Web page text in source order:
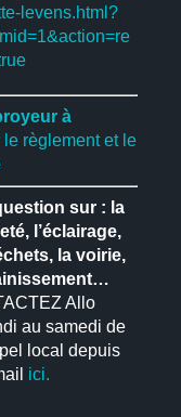
levens.html?
à
règlement et le
sur : la
l’éclairage,
la voirie,
Allo
au samedi de
local depuis
ici.